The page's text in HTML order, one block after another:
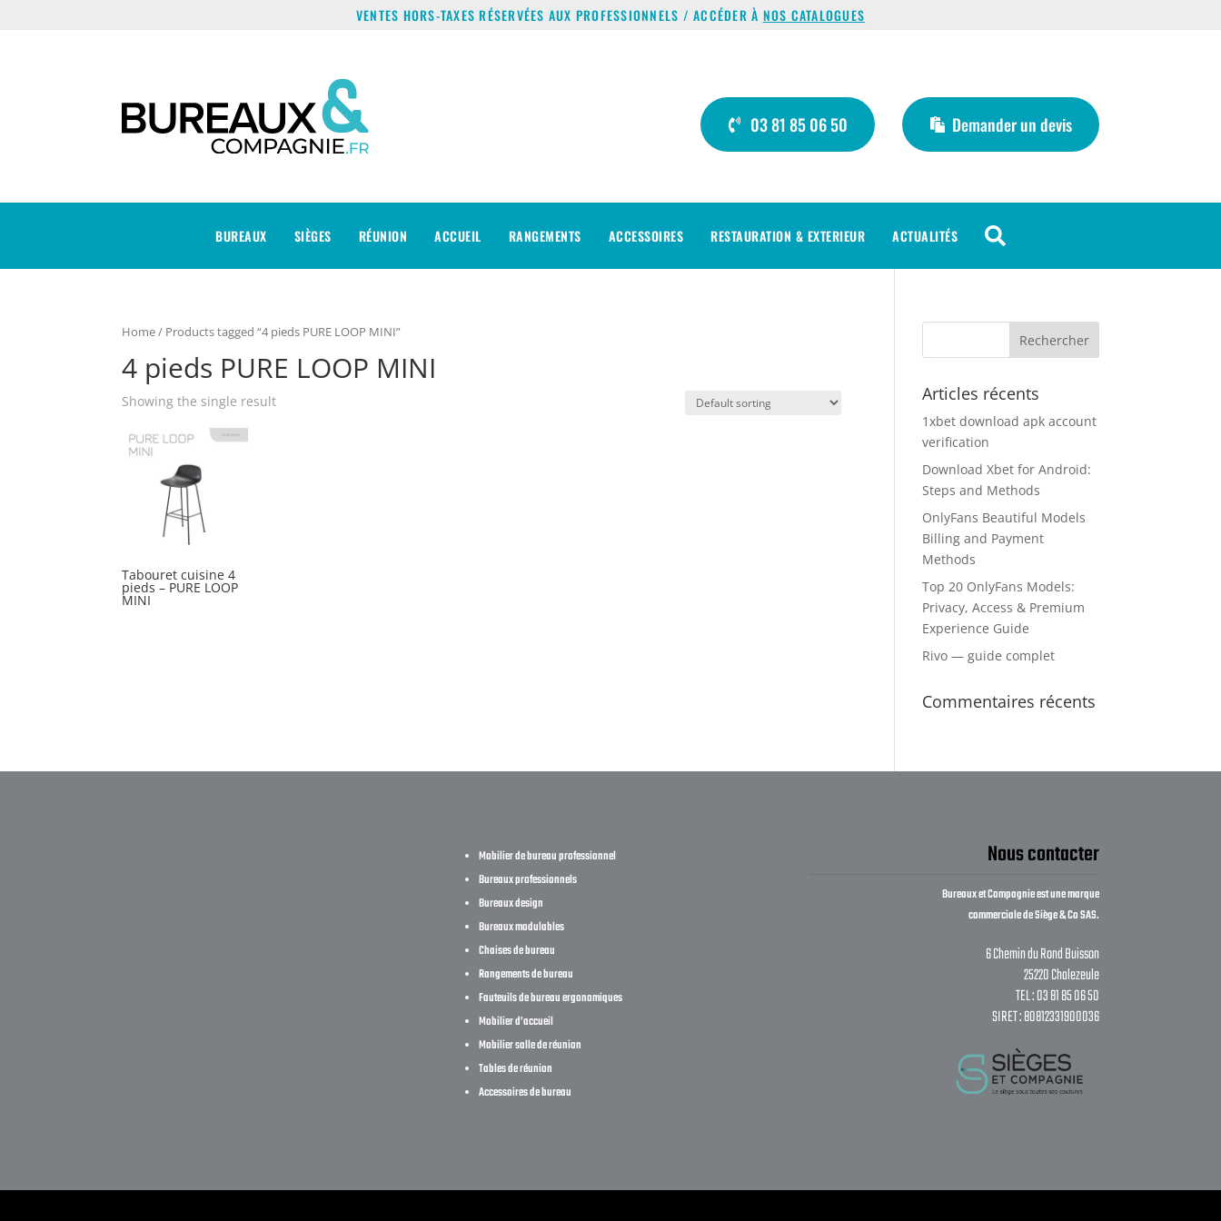
VENTES HORS-TAXES RÉSERVÉES AUX PROFESSIONNELS / ACCÉDER À NOS CATALOGUES
03 81 85 06 50 Demander un devis
BUREAUX SIÈGES RÉUNION ACCUEIL RANGEMENTS ACCESSOIRES RESTAURATION & EXTERIEUR ACTUALITÉS 
Home/ Products tagged “4 pieds PURE LOOP MINI”
4 pieds PURE LOOP MINI
Showing the single result
Tabouret cuisine 4
pieds – PURE LOOP
MINI
Articles récents
1xbet download apk account
verification
Download Xbet for Android:
Steps and Methods
OnlyFans Beautiful Models
Billing and Payment
Methods
Top 20 OnlyFans Models:
Privacy, Access & Premium
Experience Guide
Rivo — guide complet
Commentaires récents
Mobilier de bureau professionnel
Bureaux professionnels
Bureaux design
Bureaux modulables
Chaises de bureau
Rangements de bureau
Fauteuils de bureau ergonomiques
Mobilier d’accueil
Mobilier salle de réunion
Tables de réunion
Accessoires de bureau
Nous contacter
Bureaux et Compagnie est une marque
commerciale de Siège & Co SAS.
6 Chemin du Rond Buisson
25220 Chalezeule
TEL : 03 81 85 06 50
SIRET : 80812331900036